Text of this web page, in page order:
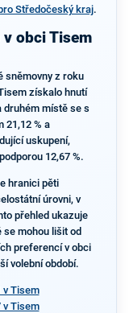
Středočeský kraj.
obci Tisem
sněmovny z roku
získalo hnutí
druhém místě se s
21,12 % a
uskupení,
12,67 %.
hranici pěti
úrovni, v
přehled ukazuje
mohou lišit od
preferencí v obci
volební období.
v Tisem
v Tisem